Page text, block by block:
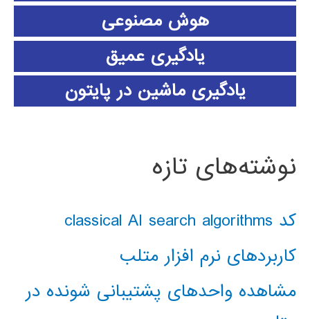
هوش مصنوعی
یادگیری عمیق
یادگیری ماشین در پایتون
نوشته‌های تازه
کد classical AI search algorithms
کاربردهای نرم افزار متلب
مشاهده واحدهای پشتیبانی شونده در